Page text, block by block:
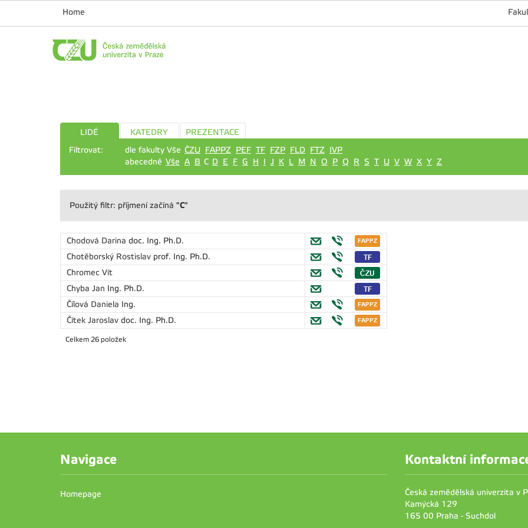
Home
LIDÉ KATEDRY
PREZENTACE
Filtrovat:
dle fakulty Vše ČZU FAPPZ PEF TF FZP FLD FTZ IVP
abecedně Vše A B C D E F G H I J K L M N O P Q R S T U V W X Y Z
Použitý filtr: příjmení začíná "C"
Chodová Darina doc. Ing. Ph.D.
Chotěborský Rostislav prof. Ing. Ph.D.
Chromec Vít
Chyba Jan Ing. Ph.D.
Čílová Daniela Ing.
Čítek Jaroslav doc. Ing. Ph.D.
Celkem 26 položek
Navigace
Homepage
Kontaktní
Česká zemědělská univerzita v
Kamýcká 129
165 00 Praha - Suchdol